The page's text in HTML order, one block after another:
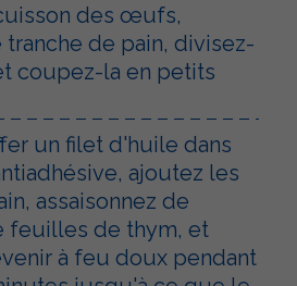
des œufs,
de pain, divisez-
coupez-la en petits
un filet d'huile dans
ajoutez les
assaisonnez de
feuilles de thym, et
à feu doux pendant